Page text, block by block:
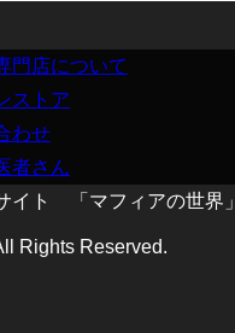
門店について
ストア
わせ
者さん
イト 「マフィアの世界」
Rights Reserved.